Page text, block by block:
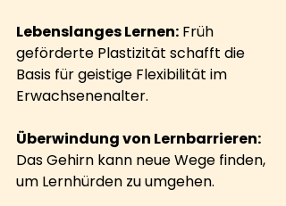
Lebenslanges Lernen: Früh
geförderte Plastizität schafft die
Basis für geistige Flexibilität im
Erwachsenenalter.
Überwindung von Lernbarrieren:
Das Gehirn kann neue Wege finden,
um Lernhürden zu umgehen.